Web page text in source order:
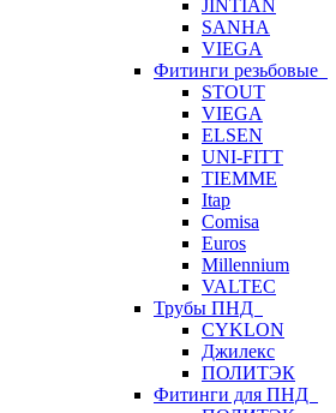
JINTIAN
SANHA
VIEGA
Фитинги резьбовые
STOUT
VIEGA
ELSEN
UNI-FITT
TIEMME
Itap
Comisa
Euros
Millennium
VALTEC
Трубы ПНД
CYKLON
Джилекс
ПОЛИТЭК
Фитинги для ПНД